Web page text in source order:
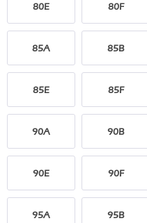
80E 80F
85A 85B
85E 85F
90A 90B
90E 90F
95A 95B